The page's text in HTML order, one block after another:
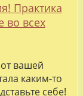
Практика
во всех
от вашей
каким-то
себе!